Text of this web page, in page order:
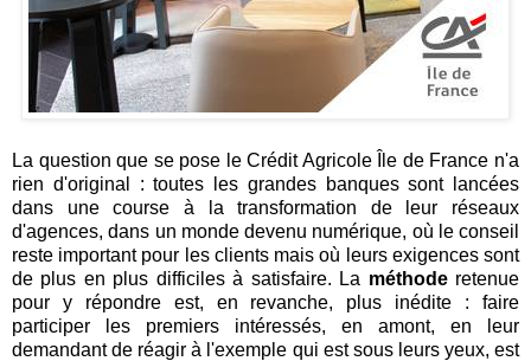
La question que se pose le Crédit Agricole Île de France n'a
rien d'original : toutes les grandes banques sont lancées
dans une course à la transformation de leur réseaux
d'agences, dans un monde devenu numérique, où le conseil
reste important pour les clients mais où leurs exigences sont
de plus en plus difficiles à satisfaire. La méthoderetenue
pour y répondre est, en revanche, plus inédite : faire
participer les premiers intéressés, en amont, en leur
demandant de réagir à l'exemple qui est sous leurs yeux, est